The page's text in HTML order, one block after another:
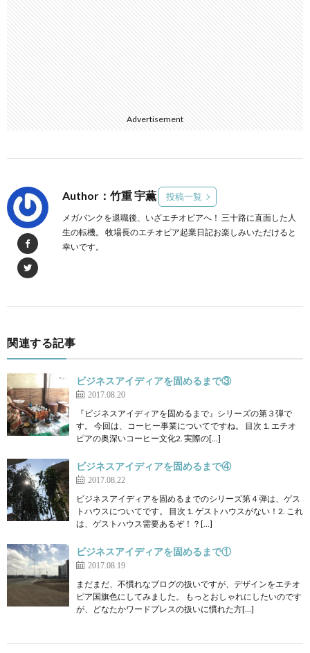
Advertisement
Author：竹重 宇薫 投稿一覧
メガバンクを退職後、いざエチオピアへ！ 三十路に直面した人
生の転機。 牧場長のエチオピア起業日記お楽しみいただけると
幸いです。
関連する記事
ビジネスアイディアを固めるまで③
2017.08.20
『ビジネスアイディアを固めるまで』シリーズの第３弾で
す。 今回は、コーヒー事業についてですね。 目次 1. エチオ
ピアの奥深いコーヒー文化2. 実際の[…]
ビジネスアイディアを固めるまで④
2017.08.22
ビジネスアイディアを固めるまでのシリーズ第４弾は、ゲス
トハウスについてです。 目次 1. ゲストハウスがない！2. これ
は、ゲストハウス需要あるぞ！？[…]
ビジネスアイディアを固めるまで①
2017.08.19
まだまだ、不慣れなブログの扱いですが、デザインをエチオ
ピア国旗色にしてみました。 もっとおしゃれにしたいのです
が、どなたかワードプレスの扱いに慣れた方[…]